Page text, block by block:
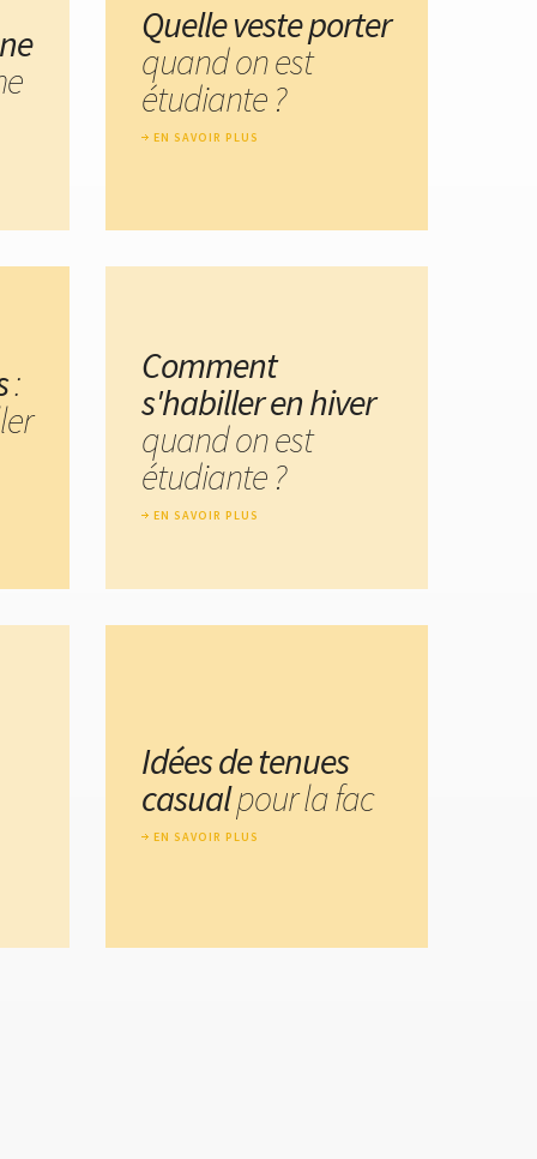
Quelle veste porter
quand on est
étudiante ?
EN SAVOIR PLUS
:
Comment
s'habiller en hiver
quand on est
étudiante ?
EN SAVOIR PLUS
Idées de tenues
casualpour la fac
EN SAVOIR PLUS